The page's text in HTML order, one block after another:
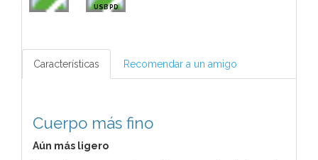
USB PD
Características Recomendar a un amigo
Cuerpo más fino
Aún más ligero